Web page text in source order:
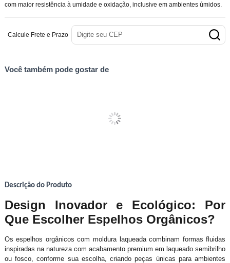
com maior resistência à umidade e oxidação, inclusive em ambientes úmidos.
Calcule Frete e Prazo
Você também pode gostar de
Descrição do Produto
Design Inovador e Ecológico: Por
Que Escolher Espelhos Orgânicos?
Os espelhos orgânicos com moldura laqueada combinam formas fluidas
inspiradas na natureza com acabamento premium em laqueado semibrilho
ou fosco, conforme sua escolha, criando peças únicas para ambientes